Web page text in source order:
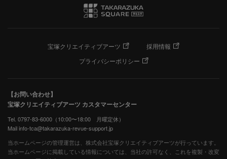
宝塚クリエイティブアーツ
採用情報
プライバシーポリシー
【お問い合わせ】
宝塚クリエイティブアーツ カスタマーセンター
Tel. 0797-83-6000（10:00〜18:00 月曜定休）
Mail info-tca@takarazuka-revue-support.jp
当ホームページの管理運営は、株式会社宝塚クリエイティブアーツが行っています。
当ホームページに掲載している情報については、当社の許可なく、これを複製・改変